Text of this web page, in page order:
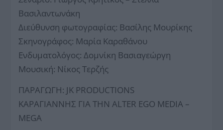
Βασιλαντωνάκη
Διεύθυνση φωτογραφίας: Βασίλης Μουρίκης
Σκηνογράφος: Μαρία Καραθάνου
Ενδυματολόγος: Δομνίκη Βασιαγεώργη
Μουσική: Νίκος Τερζής
ΠΑΡΑΓΩΓΗ: JK PRODUCTIONS
ΚΑΡΑΓΙΑΝΝΗΣ ΓΙΑ ΤΗΝ ALTER EGO MEDIA –
MEGA